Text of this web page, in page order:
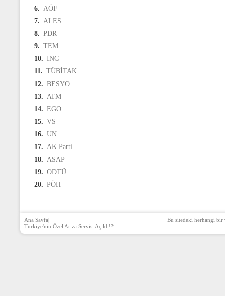
6. AÖF
7. ALES
8. PDR
9. TEM
10. INC
11. TÜBİTAK
12. BESYO
13. ATM
14. EGO
15. VS
16. UN
17. AK Parti
18. ASAP
19. ODTÜ
20. PÖH
Ana Sayfa|
Türkiye'nin Özel Arıza Servisi Açıldı!?
Bu sitedeki herhangi bir